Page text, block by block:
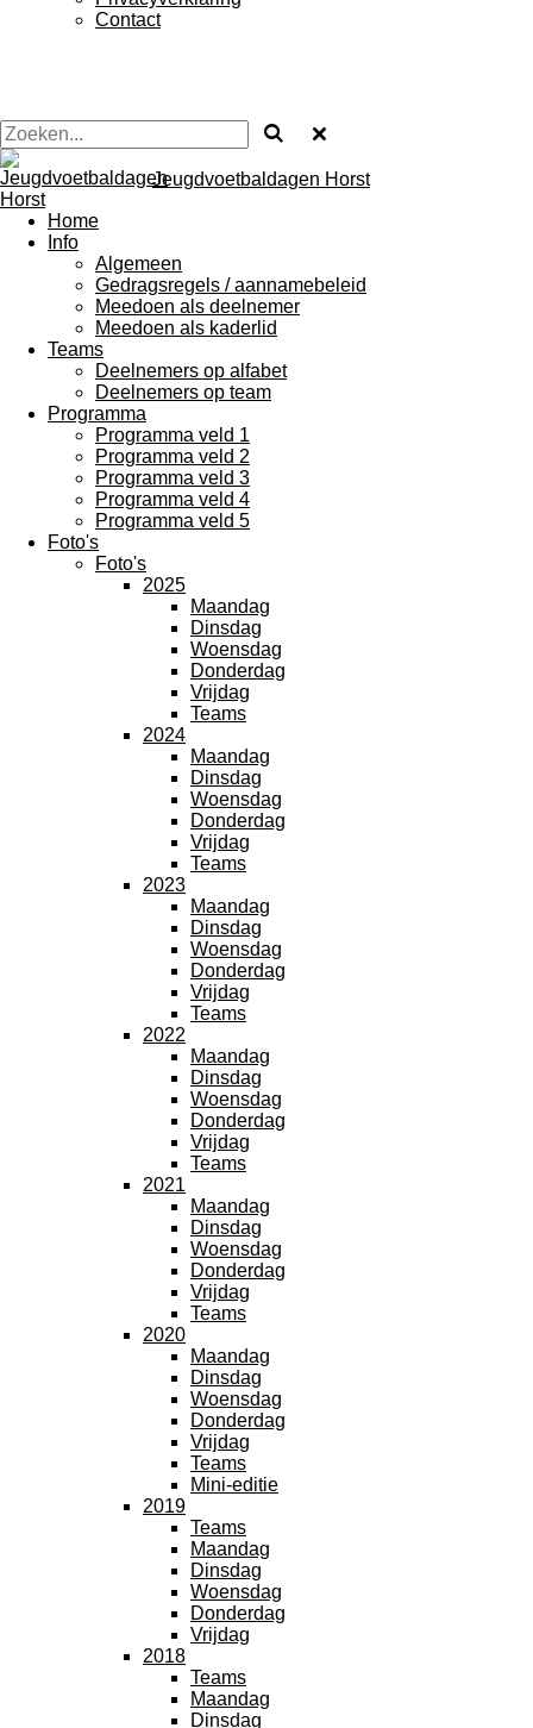
Contact
Jeugdvoetbaldagen Horst
Home
Info
Algemeen
Gedragsregels / aannamebeleid
Meedoen als deelnemer
Meedoen als kaderlid
Teams
Deelnemers op alfabet
Deelnemers op team
Programma
Programma veld 1
Programma veld 2
Programma veld 3
Programma veld 4
Programma veld 5
Foto's
Foto's
2025
Maandag
Dinsdag
Woensdag
Donderdag
Vrijdag
Teams
2024
Maandag
Dinsdag
Woensdag
Donderdag
Vrijdag
Teams
2023
Maandag
Dinsdag
Woensdag
Donderdag
Vrijdag
Teams
2022
Maandag
Dinsdag
Woensdag
Donderdag
Vrijdag
Teams
2021
Maandag
Dinsdag
Woensdag
Donderdag
Vrijdag
Teams
2020
Maandag
Dinsdag
Woensdag
Donderdag
Vrijdag
Teams
Mini-editie
2019
Teams
Maandag
Dinsdag
Woensdag
Donderdag
Vrijdag
2018
Teams
Maandag
Dinsdag